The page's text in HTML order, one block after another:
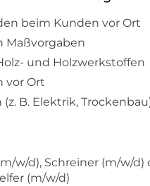
beim Kunden vor Ort
Maßvorgaben
und Holzwerkstoffen
vor Ort
B. Elektrik,
w/d), Schreiner (m/w/
(m/w/d)